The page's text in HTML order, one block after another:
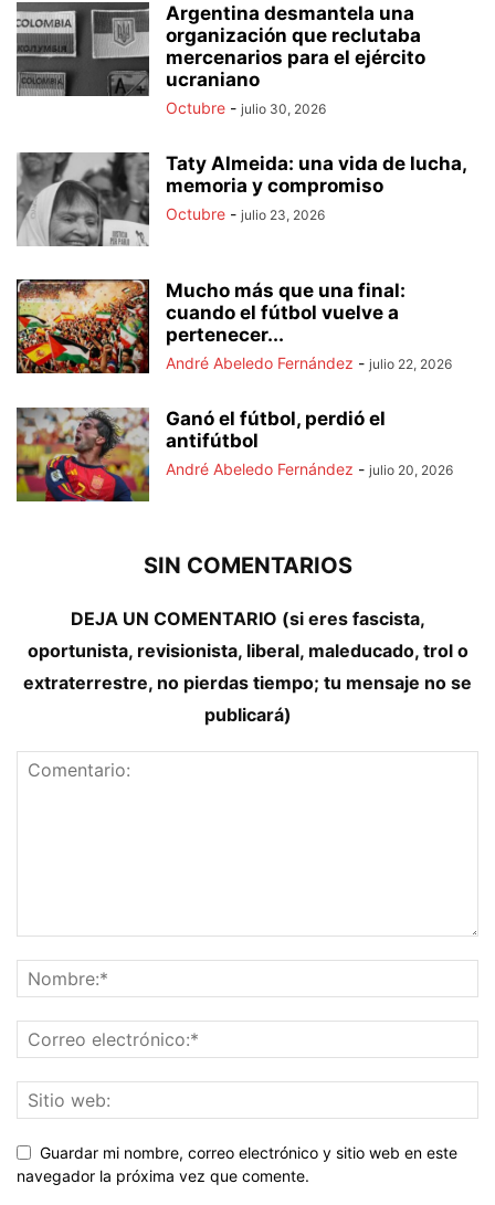
Argentina desmantela una
organización que reclutaba
mercenarios para el ejército
ucraniano
Octubre - julio 30, 2026
Taty Almeida: una vida de lucha,
memoria y compromiso
Octubre - julio 23, 2026
Mucho más que una final:
cuando el fútbol vuelve a
pertenecer...
André Abeledo Fernández - julio 22, 2026
Ganó el fútbol, perdió el
antifútbol
André Abeledo Fernández - julio 20, 2026
SIN COMENTARIOS
DEJA UN COMENTARIO (si eres fascista,
oportunista, revisionista, liberal, maleducado, trol o
extraterrestre, no pierdas tiempo; tu mensaje no se
publicará)
Guardar mi nombre, correo electrónico y sitio web en este
navegador la próxima vez que comente.